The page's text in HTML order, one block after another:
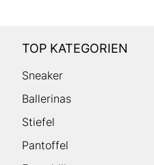
TOP KATEGORIEN
Sneaker
Ballerinas
Stiefel
Pantoffel